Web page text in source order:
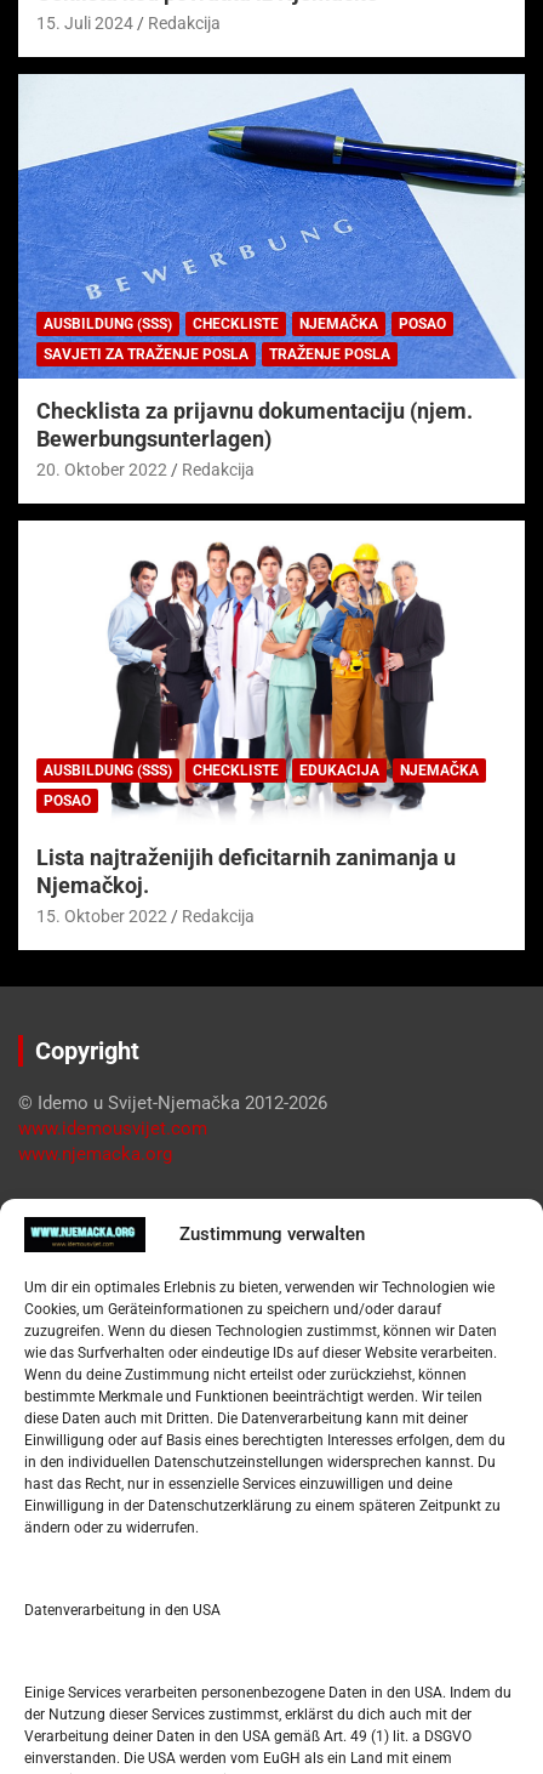
Zustimmung verwalten
Um dir ein optimales Erlebnis zu bieten, verwenden wir Technologien wie
Cookies, um Geräteinformationen zu speichern und/oder darauf
zuzugreifen. Wenn du diesen Technologien zustimmst, können wir Daten
wie das Surfverhalten oder eindeutige IDs auf dieser Website verarbeiten.
Wenn du deine Zustimmung nicht erteilst oder zurückziehst, können
bestimmte Merkmale und Funktionen beeinträchtigt werden. Wir teilen
diese Daten auch mit Dritten. Die Datenverarbeitung kann mit deiner
Einwilligung oder auf Basis eines berechtigten Interesses erfolgen, dem du
in den individuellen Datenschutzeinstellungen widersprechen kannst. Du
hast das Recht, nur in essenzielle Services einzuwilligen und deine
Einwilligung in der Datenschutzerklärung zu einem späteren Zeitpunkt zu
ändern oder zu widerrufen.
Datenverarbeitung in den USA
Einige Services verarbeiten personenbezogene Daten in den USA. Indem du
der Nutzung dieser Services zustimmst, erklärst du dich auch mit der
Verarbeitung deiner Daten in den USA gemäß Art. 49 (1) lit. a DSGVO
einverstanden. Die USA werden vom EuGH als ein Land mit einem
15. Juli 2024 Redakcija
AUSBILDUNG (SSS) CHECKLISTE NJEMAČKA
POSAO
SAVJETI ZA TRAŽENJE POSLA
TRAŽENJE POSLA
Checklista za prijavnu dokumentaciju (njem.
Bewerbungsunterlagen)
20. Oktober 2022 Redakcija
AUSBILDUNG (SSS) CHECKLISTE EDUKACIJA
NJEMAČKA
POSAO
Lista najtraženijih deficitarnih zanimanja u
Njemačkoj.
15. Oktober 2022 Redakcija
Copyright
© Idemo u Svijet-Njemačka 2012-2026
www.idemousvijet.com
www.njemacka.org
Pregled
Datenschutzerklärung
Widerufsbelehrung
Oglašavanje / Postavite svoj oglas
Tko je “Idemo u Svijet – Njemačka?
Pretražite stranicu:
S
DEZEMBER 2017
M D M D F S